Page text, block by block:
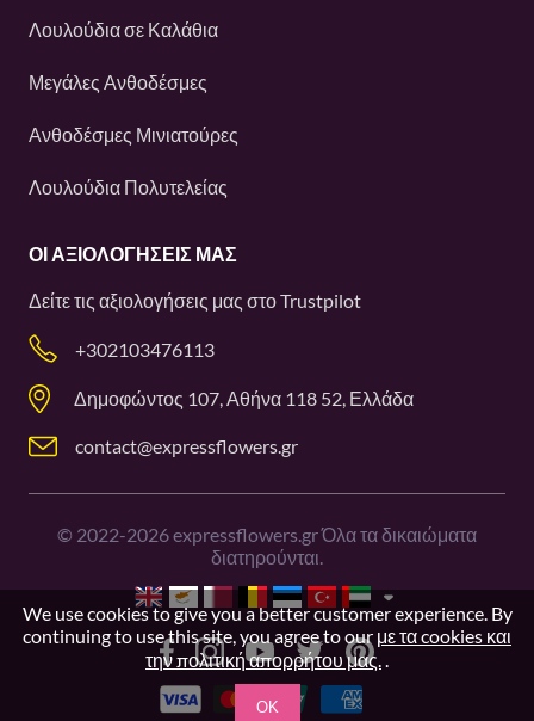
Λουλούδια σε Καλάθια
Μεγάλες Ανθοδέσμες
Ανθοδέσμες Μινιατούρες
Λουλούδια Πολυτελείας
ΟΙ ΑΞΙΟΛΟΓΉΣΕΙΣ ΜΑΣ
Δείτε τις αξιολογήσεις μας στοTrustpilot
+302103476113
Δημοφώντος 107, Αθήνα 118 52, Ελλάδα
contact@expressflowers.gr
© 2022-2026expressflowers.gr Όλα τα δικαιώματα
διατηρούνται.
We use cookies to give you a better customer experience. By
continuing to use this site, you agree to our με τα cookies και
την πολιτική απορρήτου μας..
OK